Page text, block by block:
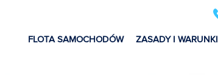
FLOTA SAMOCHODÓW ZASADY I WARUNKI